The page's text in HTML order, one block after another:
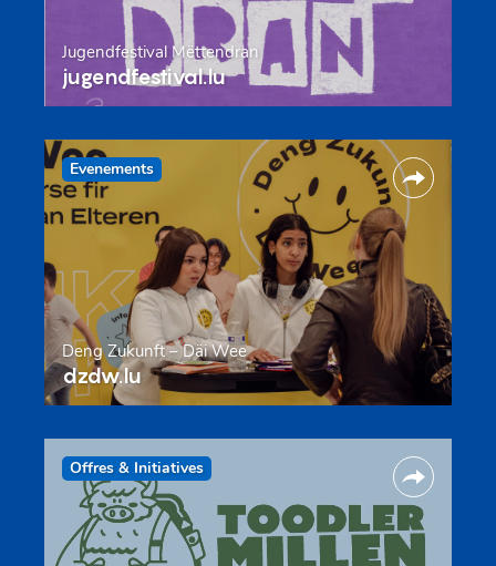
Jugendfestival Mëttendran
jugendfestival.lu
Evenements
Deng Zukunft – Däi Wee
dzdw.lu
Offres & Initiatives